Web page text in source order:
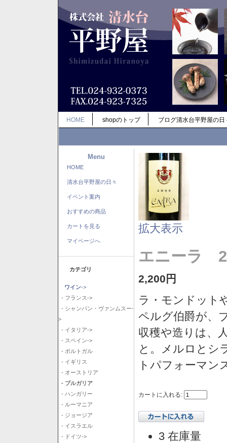
HOME shopのトップ ブログ清水台平野屋の日
Menu
HOME
清水台平野屋の日々
イベント案内
おすすめの商品
カートを見る
マイページへ
カテゴリ
ワイン->
- フランス->
- シャンパン・ヴァンムスー-
>
- イタリア->
- スペイン->
- ポルトガル
- イギリス
- オーストリア
- ブルガリア
- ハンガリー
- ルーマニア
- ジョージア
- イスラエル
- ドイツ->
拡大表示
エニーラ
2,200円
ラ・モンドット
ペルグ伯爵が、
収穫や造りは、
と。メルロとシ
トパフォーマン
カートに入れる:
3 在庫量